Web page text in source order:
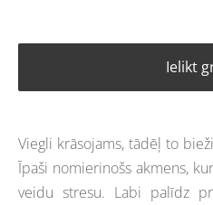
Ielikt
Viegli krāsojams, tādēļ to
Īpaši nomierinošs akmens,
veidu stresu. Labi palīdz